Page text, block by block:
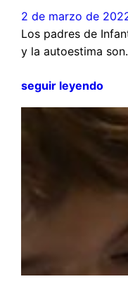
2 de marzo de
Los padres de
y la autoestima
seguir leyendo